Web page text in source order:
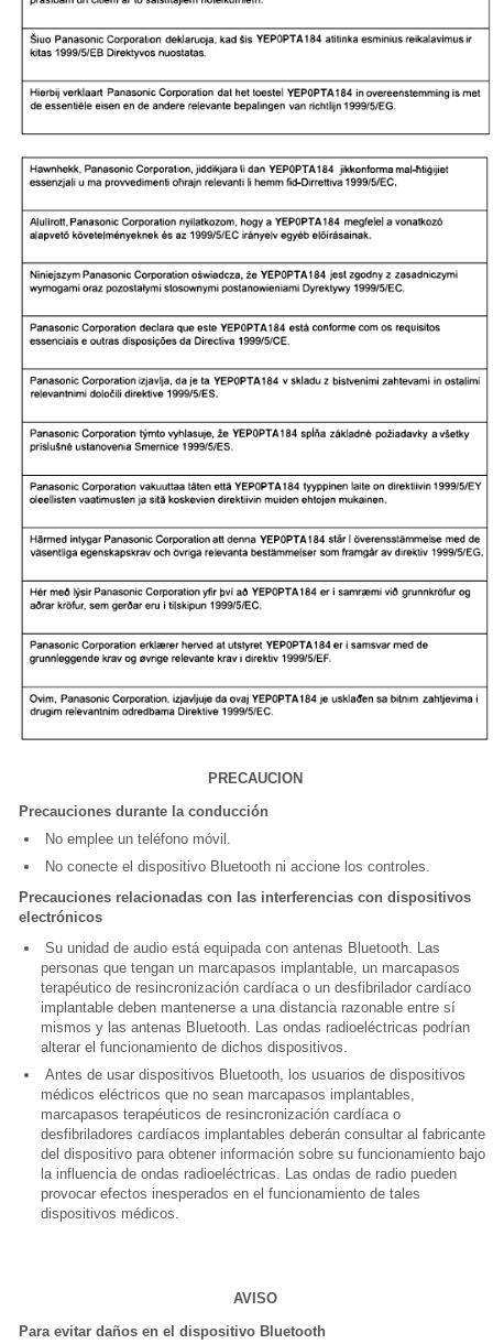
PRECAUCION
Precauciones durante la conducción
No emplee un teléfono móvil.
No conecte el dispositivo Bluetooth ni accione los controles.
Precauciones relacionadas con las interferencias con dispositivos
electrónicos
Su unidad de audio está equipada con antenas Bluetooth. Las
personas que tengan un marcapasos implantable, un marcapasos
terapéutico de resincronización cardíaca o un desfibrilador cardíaco
implantable deben mantenerse a una distancia razonable entre sí
mismos y las antenas Bluetooth. Las ondas radioeléctricas podrían
alterar el funcionamiento de dichos dispositivos.
Antes de usar dispositivos Bluetooth, los usuarios de dispositivos
médicos eléctricos que no sean marcapasos implantables,
marcapasos terapéuticos de resincronización cardíaca o
desfibriladores cardíacos implantables deberán consultar al fabricante
del dispositivo para obtener información sobre su funcionamiento bajo
la influencia de ondas radioeléctricas. Las ondas de radio pueden
provocar efectos inesperados en el funcionamiento de tales
dispositivos médicos.
AVISO
Para evitar daños en el dispositivo Bluetooth